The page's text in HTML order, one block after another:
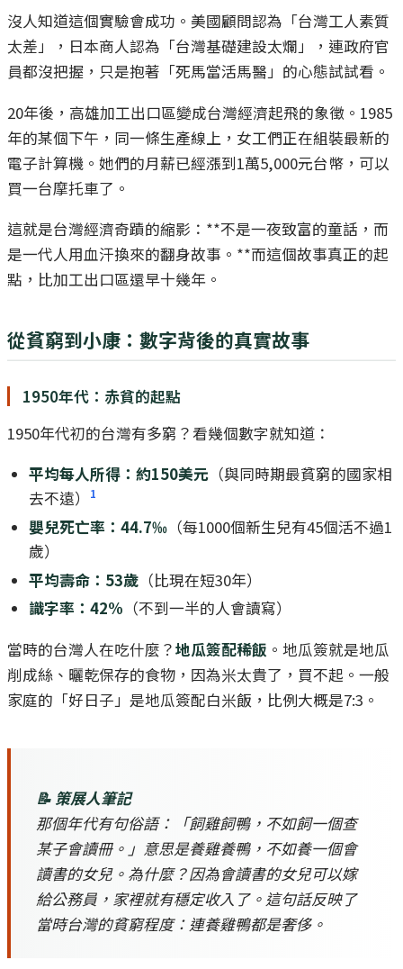
沒人知道這個實驗會成功。美國顧問認為「台灣工人素質
太差」，日本商人認為「台灣基礎建設太爛」，連政府官
員都沒把握，只是抱著「死馬當活馬醫」的心態試試看。
20年後，高雄加工出口區變成台灣經濟起飛的象徵。1985
年的某個下午，同一條生產線上，女工們正在組裝最新的
電子計算機。她們的月薪已經漲到1萬5,000元台幣，可以
買一台摩托車了。
這就是台灣經濟奇蹟的縮影：**不是一夜致富的童話，而
是一代人用血汗換來的翻身故事。**而這個故事真正的起
點，比加工出口區還早十幾年。
從貧窮到小康：數字背後的真實故事
1950年代：赤貧的起點
1950年代初的台灣有多窮？看幾個數字就知道：
平均每人所得：約150美元 （與同時期最貧窮的國家相
去不遠）
1
嬰兒死亡率：44.7‰ （每1000個新生兒有45個活不過1
歲）
平均壽命：53歲 （比現在短30年）
識字率：42% （不到一半的人會讀寫）
當時的台灣人在吃什麼？地瓜簽配稀飯 。地瓜簽就是地瓜
削成絲、曬乾保存的食物，因為米太貴了，買不起。一般
家庭的「好日子」是地瓜簽配白米飯，比例大概是7:3。
📝 策展人筆記
那個年代有句俗語：「飼雞飼鴨，不如飼一個查
某子會讀冊。」意思是養雞養鴨，不如養一個會
讀書的女兒。為什麼？因為會讀書的女兒可以嫁
給公務員，家裡就有穩定收入了。這句話反映了
當時台灣的貧窮程度：連養雞鴨都是奢侈。